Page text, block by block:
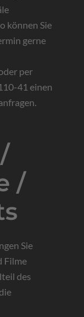
können Sie
gerne
per
41 einen
/
Sie
Filme
des